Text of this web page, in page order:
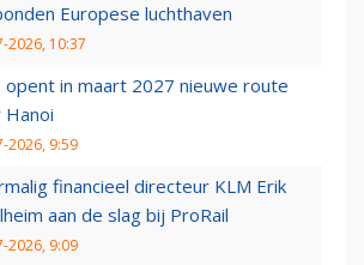
Europese luchthaven
2026, 10:37
opent in maart 2027 nieuwe route
Hanoi
2026, 9:59
financieel directeur KLM Erik
aan de slag bij ProRail
2026, 9:09